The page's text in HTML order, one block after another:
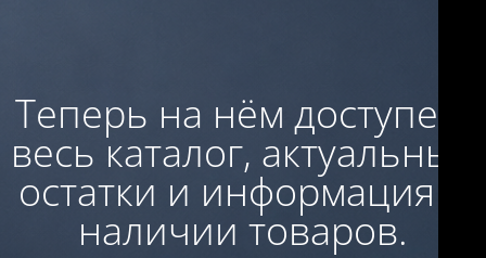
Теперь на нём доступен:
весь каталог, актуальные
остатки и информация о
наличии товаров.